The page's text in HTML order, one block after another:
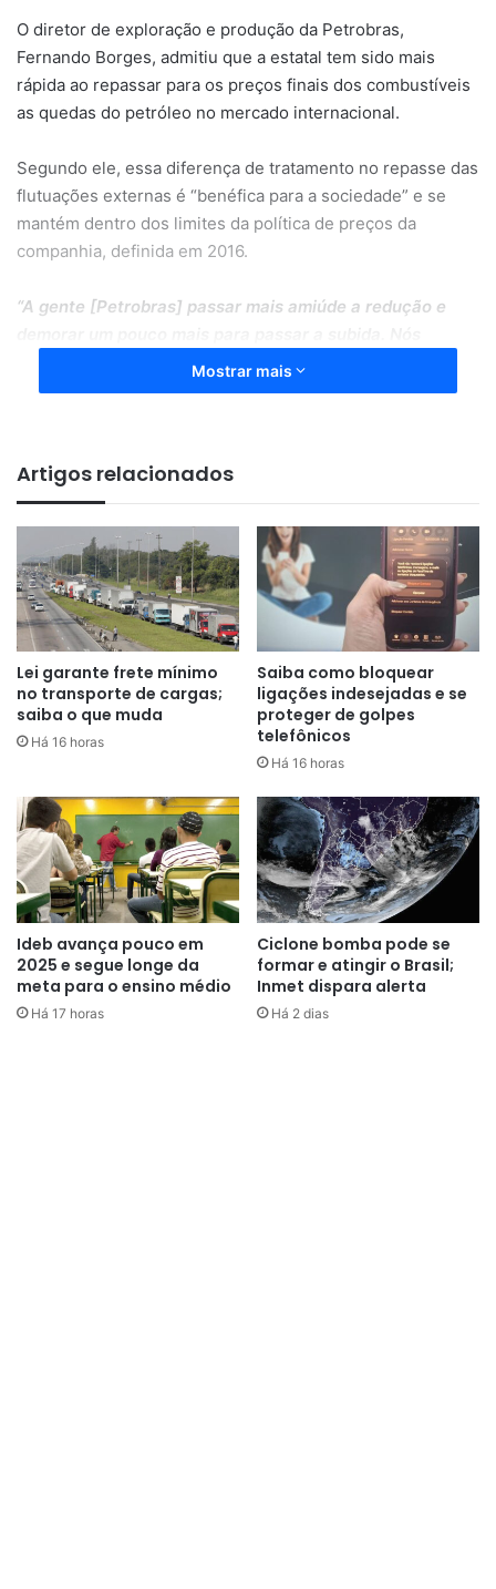
O diretor de exploração e produção da Petrobras,
Fernando Borges, admitiu que a estatal tem sido mais
rápida ao repassar para os preços finais dos combustíveis
as quedas do petróleo no mercado internacional.
Segundo ele, essa diferença de tratamento no repasse das
flutuações externas é “benéfica para a sociedade” e se
mantém dentro dos limites da política de preços da
companhia, definida em 2016.
“A gente [Petrobras] passar mais amiúde a redução e
estamos beneficiando a sociedade brasileira”
ele, em evento online da agência especializada Epbr.
mercado, que tem “compromisso com preços competitivos
e em equilíbrio com o mercado” e que evita o repasse
imediato das volatilidades externas e do câmbio aos
preços.
As declarações vêm num momento de alta dos preços do
petróleo, depois que a Opep decidiu reduzir sua produção
com a alegação de que a economia mundial corre o risco
de entrar em recessão.
Preços
Os preços da gasolina e do diesel nos postos de
combustível têm caído desde o fim de junho, puxados pelo
corte de tributos e, depois, por reduções nos preços da
companhia. Foram quatro descontos seguidos para a
gasolina e três para o diesel.
As reduções recentes anunciadas pela gestão de Caio
Paes de Andrade fizeram os preços nas bombas para a
gasolina e o diesel despencarem 35% e 13%,
Mostrar mais
Artigos relacionados
Lei garante frete mínimo
no transporte de cargas;
saiba o que muda
Há 16 horas
Saiba como bloquear
ligações indesejadas e se
proteger de golpes
telefônicos
Há 16 horas
Ideb avança pouco em
2025 e segue longe da
meta para o ensino médio
Há 17 horas
Ciclone bomba pode se
formar e atingir o Brasil;
Inmet dispara alerta
Há 2 dias